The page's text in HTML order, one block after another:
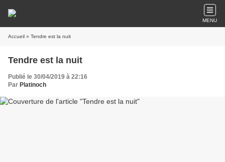
MENU
Accueil » Tendre est la nuit
Tendre est la nuit
Publié le 30/04/2019 à 22:16
Par Platinoch